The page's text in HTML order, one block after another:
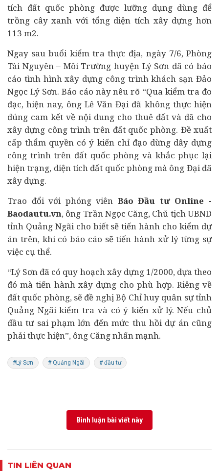
tích đất quốc phòng được lưỡng dụng dùng để
trồng cây xanh với tổng diện tích xây dựng hơn
113 m2.
Ngay sau buổi kiểm tra thực địa, ngày 7/6, Phòng
Tài Nguyên – Môi Trường huyện Lý Sơn đã có báo
cáo tình hình xây dựng công trình khách sạn Đảo
Ngọc Lý Sơn. Báo cáo này nêu rõ “Qua kiểm tra đo
đạc, hiện nay, ông Lê Văn Đại đã không thực hiện
đúng cam kết về nội dung cho thuê đất và đã cho
xây dựng công trình trên đất quốc phòng. Đề xuất
cấp thẩm quyền có ý kiến chỉ đạo dừng dây dựng
công trình trên đất quốc phòng và khắc phục lại
hiện trạng, diện tích đất quốc phòng mà ông Đại đã
xây dựng.
Trao đổi với phóng viên Báo Đầu tư Online -
Baodautu.vn, ông Trần Ngọc Căng, Chủ tịch UBND
tỉnh Quảng Ngãi cho biết sẽ tiến hành cho kiểm dự
án trên, khi có báo cáo sẽ tiến hành xử lý từng sự
việc cụ thể.
“Lý Sơn đã có quy hoạch xây dựng 1/2000, dựa theo
đó mà tiến hành xây dựng cho phù hợp. Riêng về
đất quốc phòng, sẽ đề nghị Bộ Chỉ huy quân sự tỉnh
Quảng Ngãi kiểm tra và có ý kiến xử lý. Nếu chủ
đầu tư sai phạm lớn đến mức thu hồi dự án cũng
phải thực hiện”, ông Căng nhấn mạnh.
#Lý Sơn # Quảng Ngãi # đầu tư
Bình luận bài viết này
TIN LIÊN QUAN